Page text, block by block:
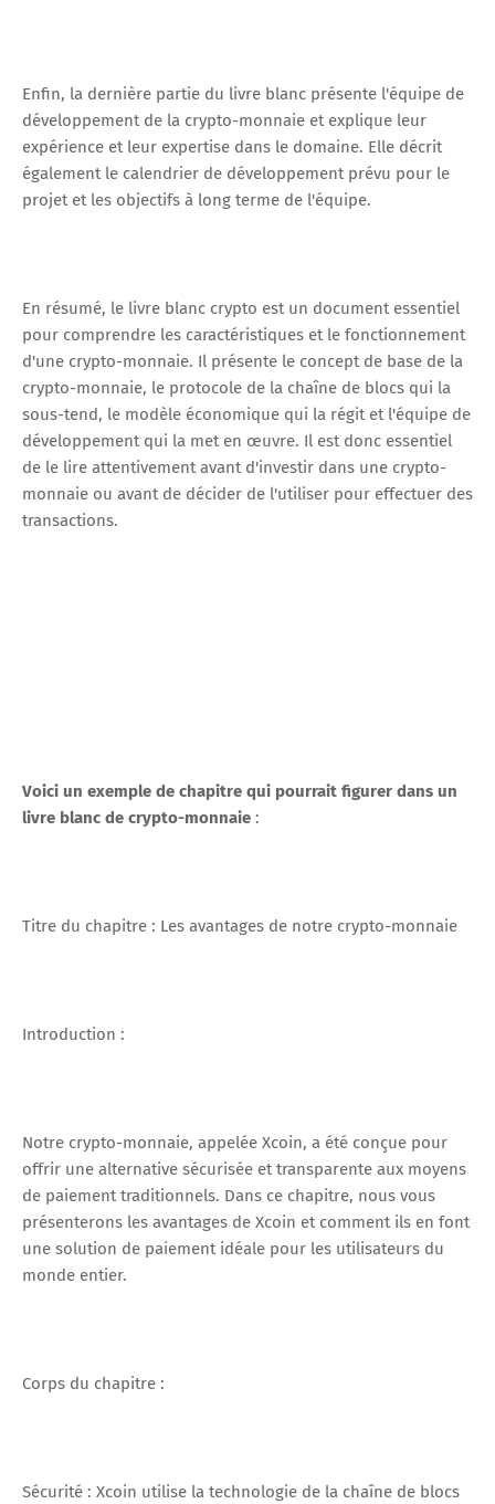
Enfin, la dernière partie du livre blanc présente l'équipe de
développement de la crypto-monnaie et explique leur
expérience et leur expertise dans le domaine. Elle décrit
également le calendrier de développement prévu pour le
projet et les objectifs à long terme de l'équipe.
En résumé, le livre blanc crypto est un document essentiel
pour comprendre les caractéristiques et le fonctionnement
d'une crypto-monnaie. Il présente le concept de base de la
crypto-monnaie, le protocole de la chaîne de blocs qui la
sous-tend, le modèle économique qui la régit et l'équipe de
développement qui la met en œuvre. Il est donc essentiel
de le lire attentivement avant d'investir dans une crypto-
monnaie ou avant de décider de l'utiliser pour effectuer des
transactions.
Voici un exemple de chapitre qui pourrait figurer dans un
livre blanc de crypto-monnaie :
Titre du chapitre : Les avantages de notre crypto-monnaie
Introduction :
Notre crypto-monnaie, appelée Xcoin, a été conçue pour
offrir une alternative sécurisée et transparente aux moyens
de paiement traditionnels. Dans ce chapitre, nous vous
présenterons les avantages de Xcoin et comment ils en font
une solution de paiement idéale pour les utilisateurs du
monde entier.
Corps du chapitre :
Sécurité : Xcoin utilise la technologie de la chaîne de blocs